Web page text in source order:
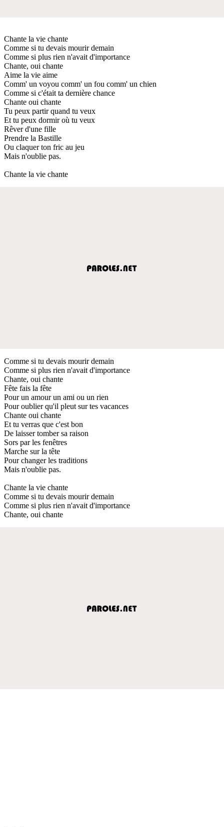
Chante la vie chante
Comme si tu devais mourir demain
Comme si plus rien n'avait d'importance
Chante, oui chante
Aime la vie aime
Comm' un voyou comm' un fou comm' un chien
Comme si c'était ta dernière chance
Chante oui chante
Tu peux partir quand tu veux
Et tu peux dormir où tu veux
Rêver d'une fille
Prendre la Bastille
Ou claquer ton fric au jeu
Mais n'oublie pas.
Chante la vie chante
Comme si tu devais mourir demain
Comme si plus rien n'avait d'importance
Chante, oui chante
Fête fais la fête
Pour un amour un ami ou un rien
Pour oublier qu'il pleut sur tes vacances
Chante oui chante
Et tu verras que c'est bon
De laisser tomber sa raison
Sors par les fenêtres
Marche sur la tête
Pour changer les traditions
Mais n'oublie pas.
Chante la vie chante
Comme si tu devais mourir demain
Comme si plus rien n'avait d'importance
Chante, oui chante